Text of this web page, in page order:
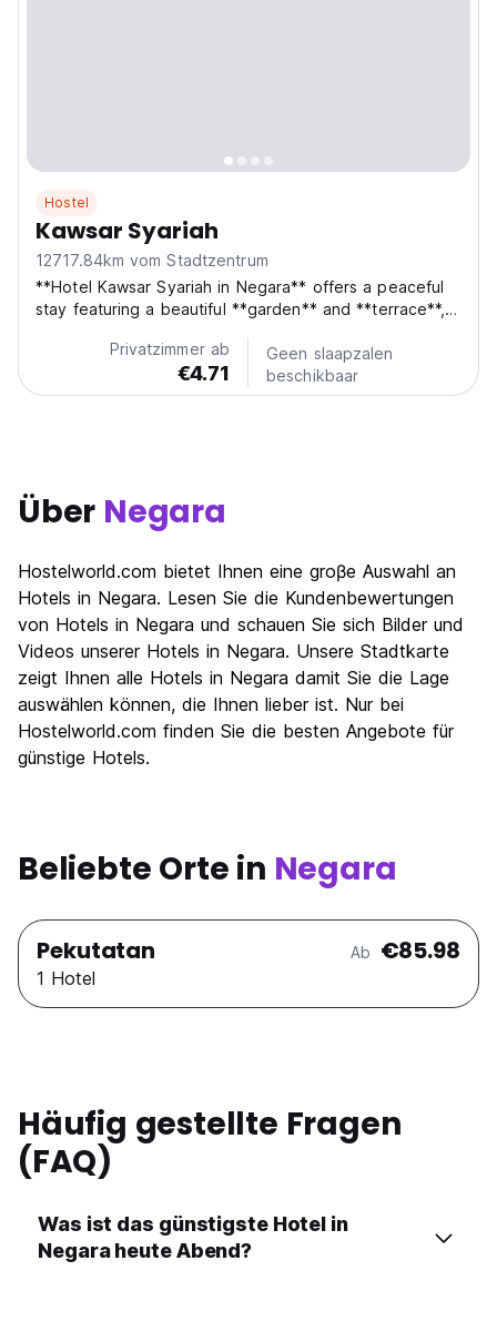
Hostel
Kawsar Syariah
12717.84km vom Stadtzentrum
**Hotel Kawsar Syariah in Negara** offers a peaceful
stay featuring a beautiful **garden** and **terrace**,
throughout the property and the convenience of
**free private parking**. Each room at Hotel Kawsar...
Privatzimmer ab
€4.71
Geen slaapzalen
beschikbaar
Über Negara
Hostelworld.com bietet Ihnen eine groβe Auswahl an
Hotels in Negara. Lesen Sie die Kundenbewertungen
von Hotels in Negara und schauen Sie sich Bilder und
Videos unserer Hotels in Negara. Unsere Stadtkarte
zeigt Ihnen alle Hotels in Negara damit Sie die Lage
auswählen können, die Ihnen lieber ist. Nur bei
Hostelworld.com finden Sie die besten Angebote für
günstige Hotels.
Beliebte Orte in Negara
Pekutatan Ab €85.98
1 Hotel
Häufig gestellte Fragen
(FAQ)
Was ist das günstigste Hotel in
Negara heute Abend?